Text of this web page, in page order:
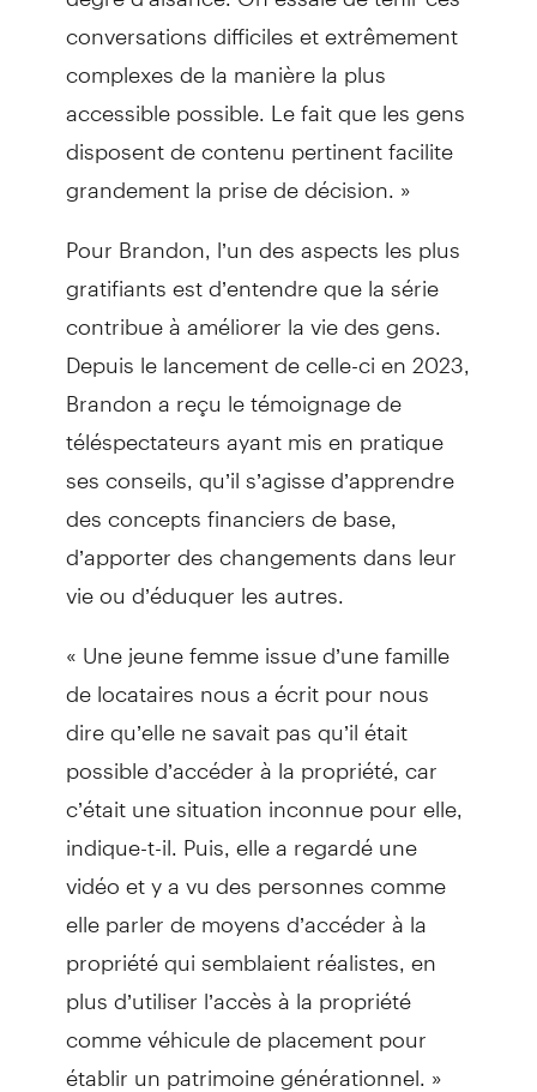
conversations difficiles et extrêmement
complexes de la manière la plus
accessible possible. Le fait que les gens
disposent de contenu pertinent facilite
grandement la prise de décision. »
Pour Brandon, l’un des aspects les plus
gratifiants est d’entendre que la série
contribue à améliorer la vie des gens.
Depuis le lancement de celle-ci en 2023,
Brandon a reçu le témoignage de
téléspectateurs ayant mis en pratique
ses conseils, qu’il s’agisse d’apprendre
des concepts financiers de base,
d’apporter des changements dans leur
vie ou d’éduquer les autres.
« Une jeune femme issue d’une famille
de locataires nous a écrit pour nous
dire qu’elle ne savait pas qu’il était
possible d’accéder à la propriété, car
c’était une situation inconnue pour elle,
indique-t-il. Puis, elle a regardé une
vidéo et y a vu des personnes comme
elle parler de moyens d’accéder à la
propriété qui semblaient réalistes, en
plus d’utiliser l’accès à la propriété
comme véhicule de placement pour
établir un patrimoine générationnel. »